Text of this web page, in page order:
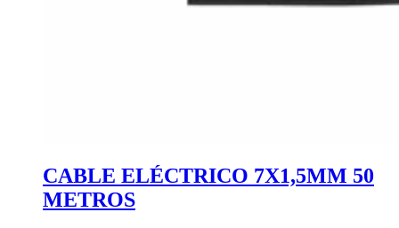
CABLE ELÉCTRICO 7X1,5MM 50
METROS